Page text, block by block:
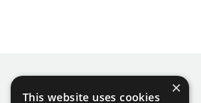
×
This website uses cookies